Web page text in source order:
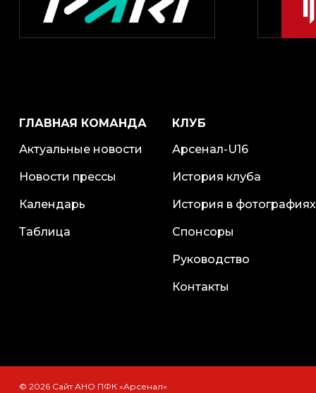
ГЛАВНАЯ КОМАНДА
Актуальные новости
Новости прессы
Календарь
Таблица
КЛУБ
Арсенал-U16
История клуба
История в фотографиях
Спонсоры
Руководство
Контакты
© 2026 Сайт АНО ПФК «Арсенал»